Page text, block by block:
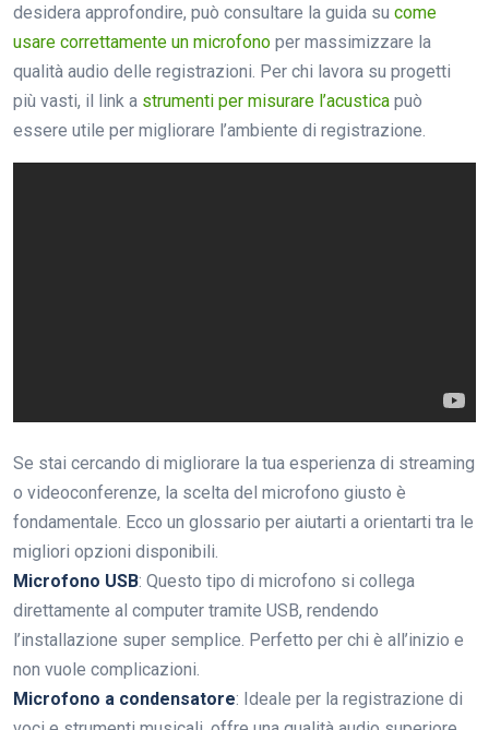
desidera approfondire, può consultare la guida su come
usare correttamente un microfono per massimizzare la
qualità audio delle registrazioni. Per chi lavora su progetti
più vasti, il link a strumenti per misurare l’acustica può
essere utile per migliorare l’ambiente di registrazione.
Se stai cercando di migliorare la tua esperienza di streaming
o videoconferenze, la scelta del microfono giusto è
fondamentale. Ecco un glossario per aiutarti a orientarti tra le
migliori opzioni disponibili.
Microfono USB: Questo tipo di microfono si collega
direttamente al computer tramite USB, rendendo
l’installazione super semplice. Perfetto per chi è all’inizio e
non vuole complicazioni.
Microfono a condensatore: Ideale per la registrazione di